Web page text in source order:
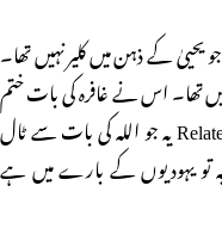
یحییٰ کے ذہن میں کلیر نہیں تھا۔
تھا۔ اس نے غافرہ کی بات ختم
ہونے کا انتظار بھی نہیں کیا… ’’مما… خود سے Relate یہ جو اللہ کی بات سے ٹال
تو یہودیوں کے بارے میں ہے